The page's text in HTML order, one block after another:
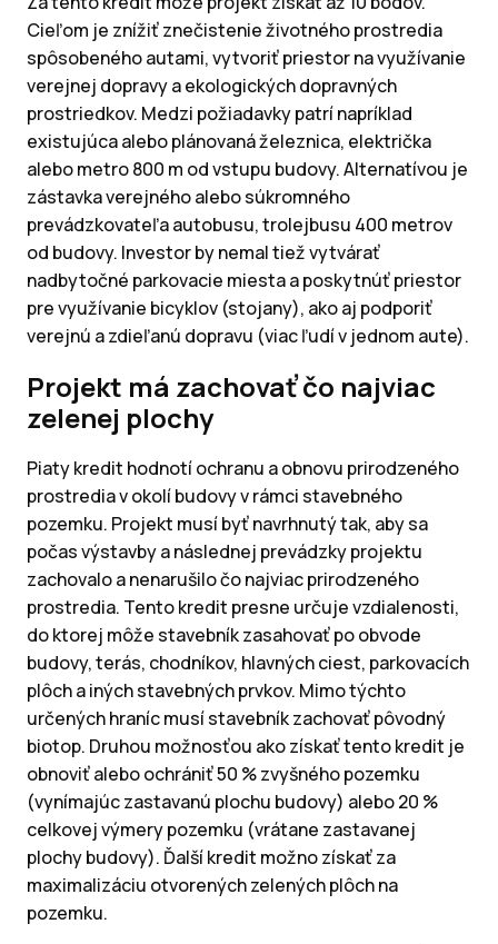
Cieľom je znížiť znečistenie životného prostredia
spôsobeného autami, vytvoriť priestor na využívanie
verejnej dopravy a ekologických dopravných
prostriedkov. Medzi požiadavky patrí napríklad
existujúca alebo plánovaná železnica, električka
alebo metro 800 m od vstupu budovy. Alternatívou je
zástavka verejného alebo súkromného
prevádzkovateľa autobusu, trolejbusu 400 metrov
od budovy. Investor by nemal tiež vytvárať
nadbytočné parkovacie miesta a poskytnúť priestor
pre využívanie bicyklov (stojany), ako aj podporiť
verejnú a zdieľanú dopravu (viac ľudí v jednom aute).
Projekt má zachovať čo najviac
zelenej plochy
Piaty kredit hodnotí ochranu a obnovu prirodzeného
prostredia v okolí budovy v rámci stavebného
pozemku. Projekt musí byť navrhnutý tak, aby sa
počas výstavby a následnej prevádzky projektu
zachovalo a nenarušilo čo najviac prirodzeného
prostredia. Tento kredit presne určuje vzdialenosti,
do ktorej môže stavebník zasahovať po obvode
budovy, terás, chodníkov, hlavných ciest, parkovacích
plôch a iných stavebných prvkov. Mimo týchto
určených hraníc musí stavebník zachovať pôvodný
biotop. Druhou možnosťou ako získať tento kredit je
obnoviť alebo ochrániť 50 % zvyšného pozemku
(vynímajúc zastavanú plochu budovy) alebo 20 %
celkovej výmery pozemku (vrátane zastavanej
plochy budovy). Ďalší kredit možno získať za
maximalizáciu otvorených zelených plôch na
pozemku.